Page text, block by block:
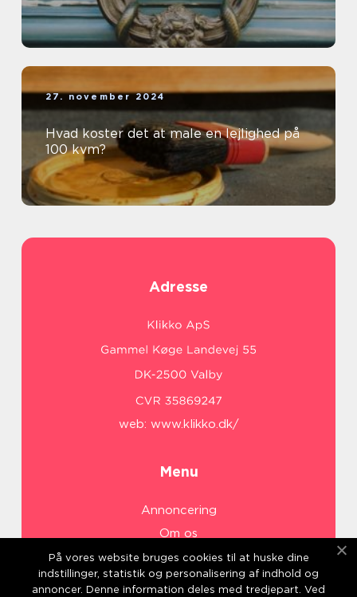
27. november 2024
Hvad koster det at male en lejlighed på
100 kvm?
Adresse
web: www.klikko.dk/
Menu
Annoncering
Om os
Cookies
Kontakt os
På vores website bruges cookies til at huske dine
indstillinger, statistik og personalisering af indhold og
annoncer. Denne information deles med tredjepart. Ved